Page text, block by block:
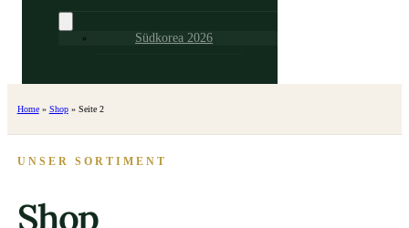
Südkorea 2026
Home» Shop» Seite 2
UNSER SORTIMENT
Shop